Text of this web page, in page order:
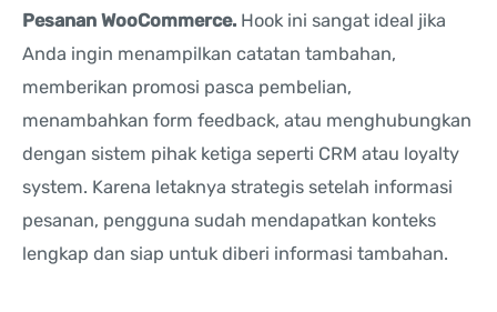
Pesanan WooCommerce. Hook ini sangat ideal jika
Anda ingin menampilkan catatan tambahan,
memberikan promosi pasca pembelian,
menambahkan form feedback, atau menghubungkan
dengan sistem pihak ketiga seperti CRM atau loyalty
system. Karena letaknya strategis setelah informasi
pesanan, pengguna sudah mendapatkan konteks
lengkap dan siap untuk diberi informasi tambahan.